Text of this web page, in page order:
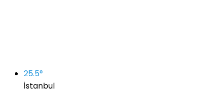
25.5°
İstanbul